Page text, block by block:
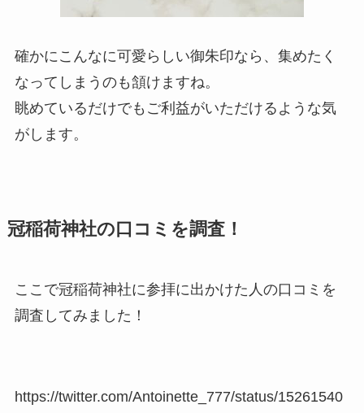
確かにこんなに可愛らしい御朱印なら、集めたく
なってしまうのも頷けますね。
眺めているだけでもご利益がいただけるような気
がします。
冠稲荷神社の口コミを調査！
ここで冠稲荷神社に参拝に出かけた人の口コミを
調査してみました！
https://twitter.com/Antoinette_777/status/15261540